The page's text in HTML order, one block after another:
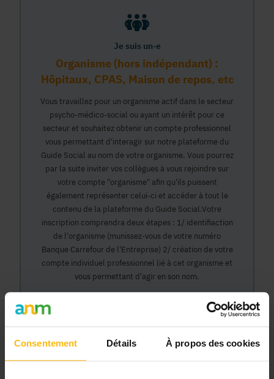
Consentement Détails À propos des cookies
Je suis un·e
Organisme (hors indépendant) :
Hôpitaux, CPAS, Maison de repos, etc
Vous travaillez pour un organisme actif dans le secteur
psycho-médico-social ou ayant un intérêt pour ce
secteur et souhaitez obtenir un compte professionnel
vous permettant d'interagir sur notre plateforme du
Guide Social au nom de votre organisme. Vous pourrez
par la suite inviter vos collègues à vous rejoindre sur
votre compte "organisme" afin qu'ils puissent
également représenter celui-ci et accéder à tout le
contenu de la plateforme du Guide Social.Votre
inscription comprendra deux étapes : 1/ identifiaction
de l'organisme (munissez-vous de votre numéro
Banque Carrefour de l'Entreprise) 2/ création de votre
compte individuel professionnel lié à cet organisme et
vous permettant d'agir en son nom.